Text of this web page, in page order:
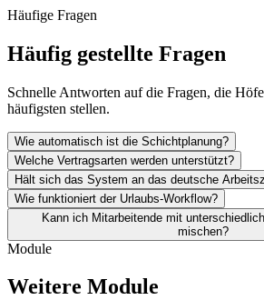
Häufige Fragen
Häufig gestellte Fragen
Schnelle Antworten auf die Fragen, die
häufigsten stellen.
Wie automatisch ist die Schichtplanung?
Welche Vertragsarten werden unterstützt?
Hält sich das System an das deutsche
Wie funktioniert der Urlaubs-Workflow?
Kann ich Mitarbeitende mit
mischen?
Module
Weitere Module